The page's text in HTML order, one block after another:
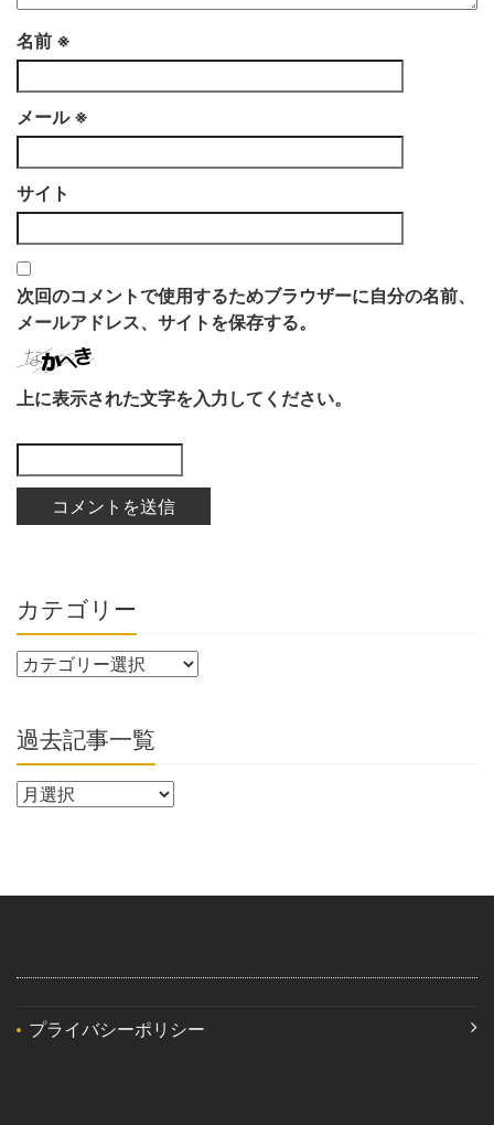
名前 ※
メール ※
サイト
次回のコメントで使用するためブラウザーに自分の名前、
メールアドレス、サイトを保存する。
上に表示された文字を入力してください。
カテゴリー
過去記事一覧
プライバシーポリシー